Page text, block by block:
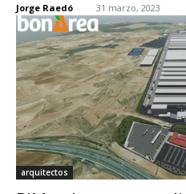
Jorge Raedó - 31 marzo, 2023
arquitectos